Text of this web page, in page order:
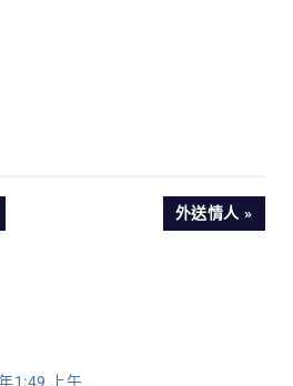
NEXT
外送情人
1:49 上午